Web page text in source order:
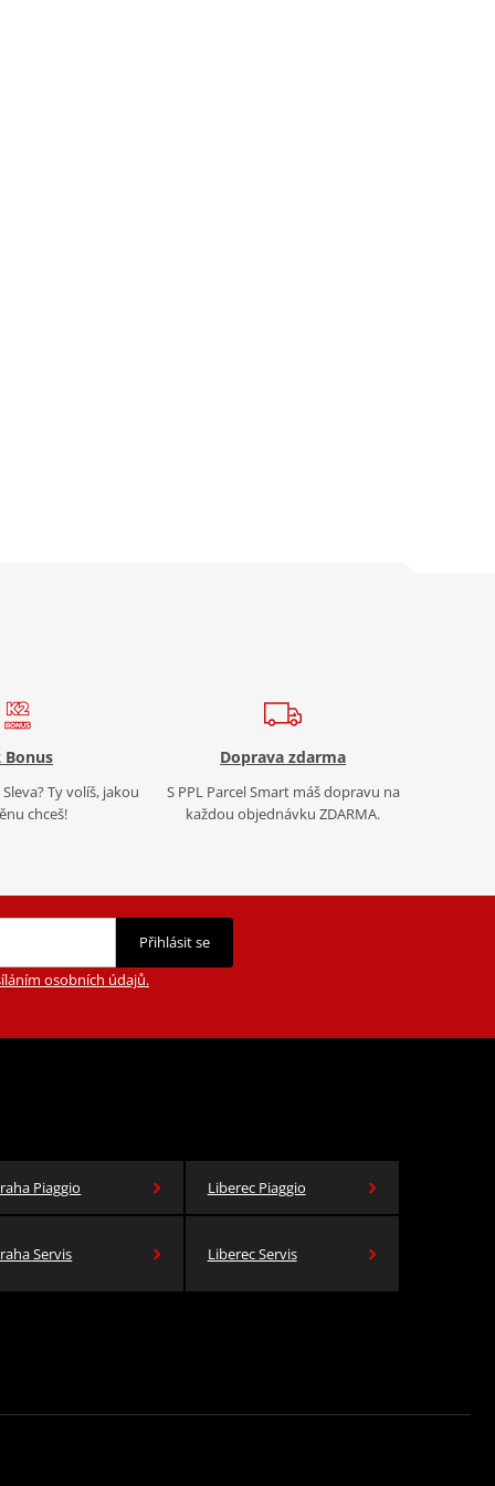
Bonus
Ty volíš, jakou
chceš!
Doprava zdarma
S PPL Parcel Smart máš dopravu na
každou objednávku ZDARMA.
Přihlásit se
osobních údajů.
Piaggio Liberec Piaggio
Servis Liberec Servis